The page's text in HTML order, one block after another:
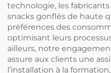
technologie, les
snacks gonflés de haute
préférences des
optimisant leurs
ailleurs, notre
assure aux clients une
l’installation à la